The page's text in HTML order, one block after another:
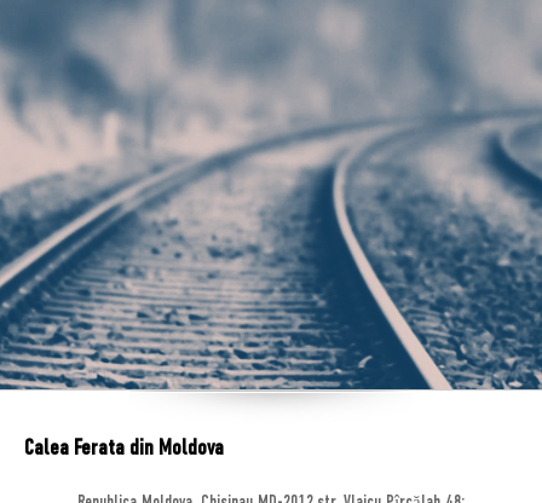
Calea Ferata din Moldova